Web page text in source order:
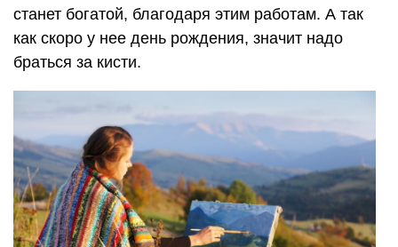
станет богатой, благодаря этим работам. А так
как скоро у нее день рождения, значит надо
браться за кисти.